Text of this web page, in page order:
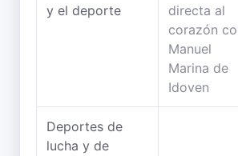
y el deporte
Deportes de
lucha y de